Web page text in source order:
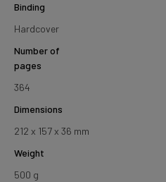
Binding
Hardcover
Number of
pages
364
Dimensions
212 x 157 x 36 mm
Weight
500 g